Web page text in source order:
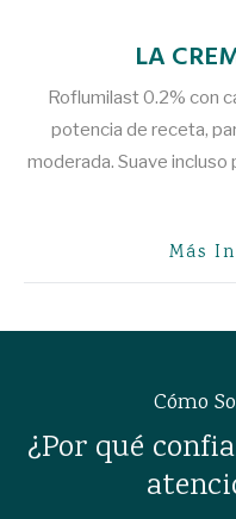
LA
Roflumilast 0.2% con
potencia de receta,
moderada. Suave incluso
Más
sobre
Cómo
¿Por qué